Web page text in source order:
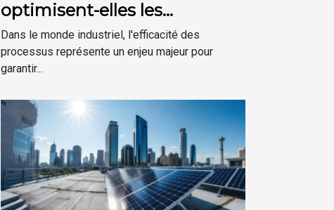
optimisent-elles les
processus industriels ?
Dans le monde industriel, l'efficacité des
processus représente un enjeu majeur pour
garantir...